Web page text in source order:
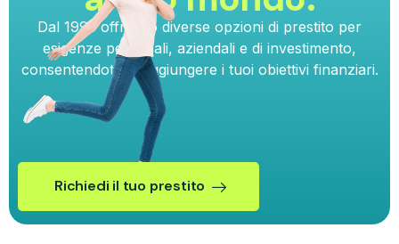
Dal 1993 offriamo diverse opzioni di prestito per
esigenze personali, aziendali e di investimento,
consentendoti di raggiungere i tuoi obiettivi finanziari.
Richiedi il tuo prestito